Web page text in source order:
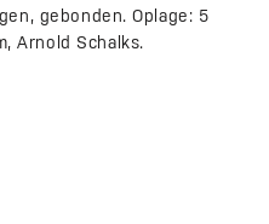
gebonden. Oplage: 5
Arnold Schalks.